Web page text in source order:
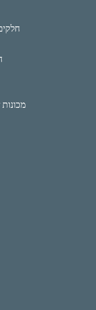
מכונות